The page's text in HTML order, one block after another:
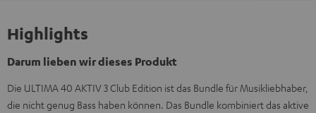
Highlights
Darum lieben wir dieses Produkt
Die ULTIMA 40 AKTIV 3 Club Edition ist das Bundle für Musikliebhaber,
die nicht genug Bass haben können. Das Bundle kombiniert das aktive